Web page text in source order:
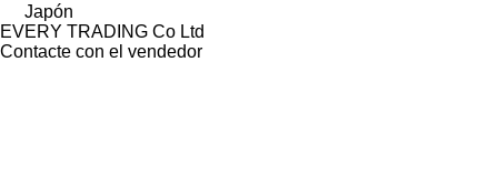
Japón
EVERY TRADING Co Ltd
Contacte con el vendedor